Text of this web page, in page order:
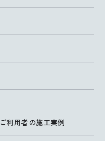
ご利用者の施工実例